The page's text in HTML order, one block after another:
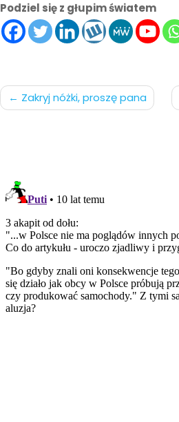
Podziel się z głupim światem
Nawigacja
Zakryj nóżki, proszę pana